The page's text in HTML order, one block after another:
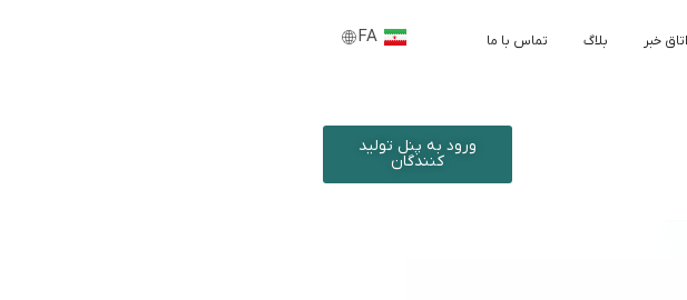
اتاق خبر بلاگ تماس با ما FA
EN
ورود به پنل تولید
کنندگان